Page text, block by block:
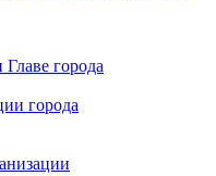
города
города